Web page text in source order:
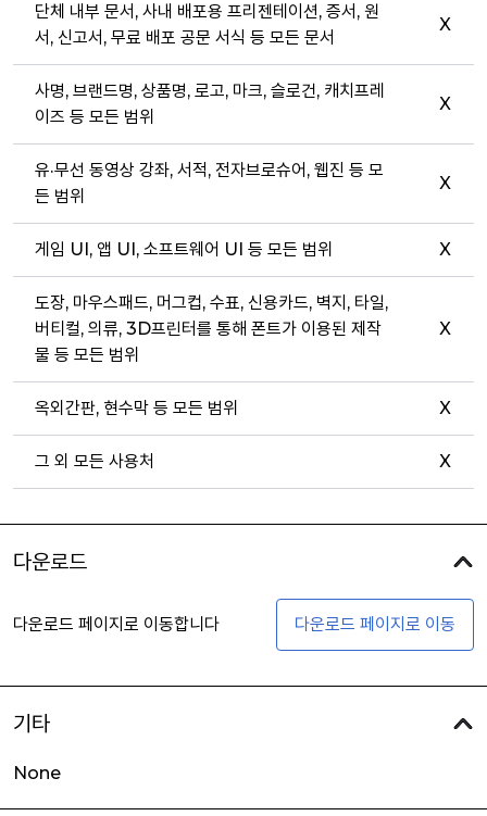
단체 내부 문서, 사내 배포용 프리젠테이션, 증서, 원
서, 신고서, 무료 배포 공문 서식 등 모든 문서
X
사명, 브랜드명, 상품명, 로고, 마크, 슬로건, 캐치프레
이즈 등 모든 범위
X
유·무선 동영상 강좌, 서적, 전자브로슈어, 웹진 등 모
든 범위
X
게임 UI, 앱 UI, 소프트웨어 UI 등 모든 범위 X
도장, 마우스패드, 머그컵, 수표, 신용카드, 벽지, 타일,
버티컬, 의류, 3D프린터를 통해 폰트가 이용된 제작
물 등 모든 범위
X
옥외간판, 현수막 등 모든 범위 X
그 외 모든 사용처 X
다운로드
다운로드 페이지로 이동합니다 다운로드 페이지로 이동
기타
None